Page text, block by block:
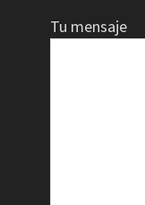
Tu mensaje